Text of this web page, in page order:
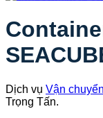
Dịch vụ Vận
Trọng Tấn.